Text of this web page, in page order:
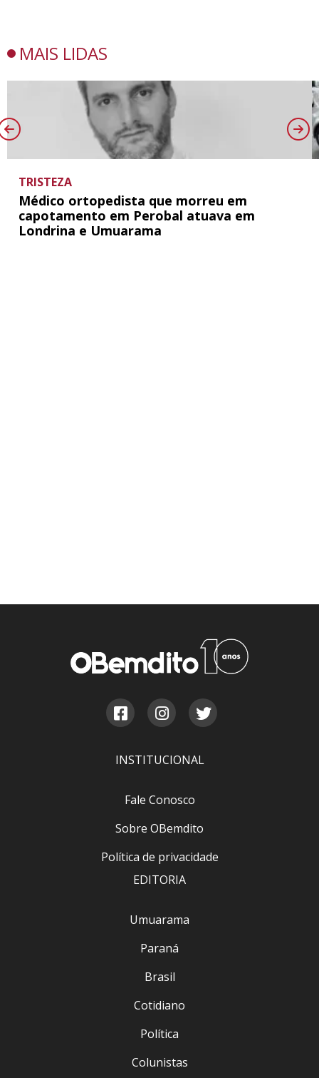
MAIS LIDAS
TRISTEZA
Médico ortopedista que morreu em
capotamento em Perobal atuava em
Londrina e Umuarama
INSTITUCIONAL
Fale Conosco
Sobre OBemdito
Política de privacidade
EDITORIA
Umuarama
Paraná
Brasil
Cotidiano
Política
Colunistas